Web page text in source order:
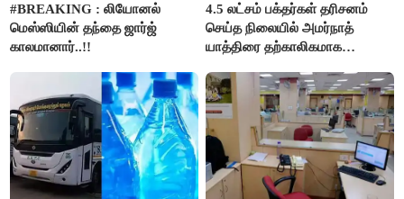
#BREAKING : லியோனல்
மெஸ்ஸியின் தந்தை ஜார்ஜ்
காலமானார்..!!
4.5 லட்சம் பக்தர்கள் தரிசனம்
செய்த நிலையில் அமர்நாத்
யாத்திரை தற்காலிகமாக